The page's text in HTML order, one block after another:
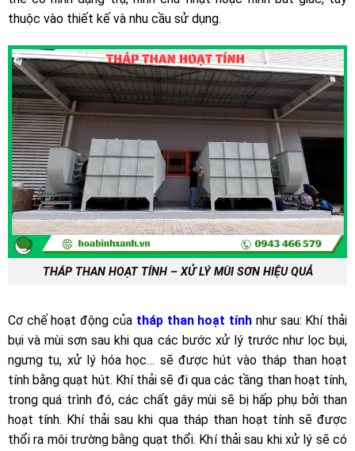
thuộc vào thiết kế và nhu cầu sử dụng.
THÁP THAN HOẠT TÍNH – XỬ LÝ MÙI SƠN HIỆU QUẢ
Cơ chế hoạt động củatháp than hoạt tính như sau: Khí thải
bụi và mùi sơn sau khi qua các bước xử lý trước như lọc bụi,
ngưng tụ, xử lý hóa học… sẽ được hút vào tháp than hoạt
tính bằng quạt hút. Khí thải sẽ đi qua các tầng than hoạt tính,
trong quá trình đó, các chất gây mùi sẽ bị hấp phụ bởi than
hoạt tính. Khí thải sau khi qua tháp than hoạt tính sẽ được
thổi ra môi trường bằng quạt thổi. Khí thải sau khi xử lý sẽ có